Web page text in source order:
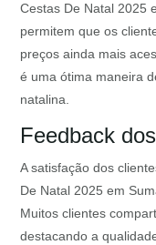
Cestas De Natal 2025
permitem que os
preços ainda mais
é uma ótima maneira
natalina.
Feedback
A satisfação dos
De Natal 2025 em
Muitos clientes
destacando a